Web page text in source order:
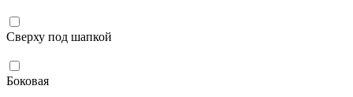
Сверху под шапкой
Боковая